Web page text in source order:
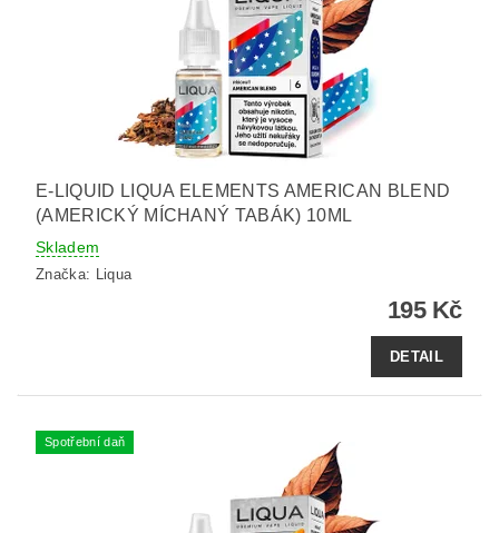
E-LIQUID LIQUA ELEMENTS AMERICAN BLEND
(AMERICKÝ MÍCHANÝ TABÁK) 10ML
Skladem
Značka: Liqua
195 Kč
DETAIL
Spotřební daň